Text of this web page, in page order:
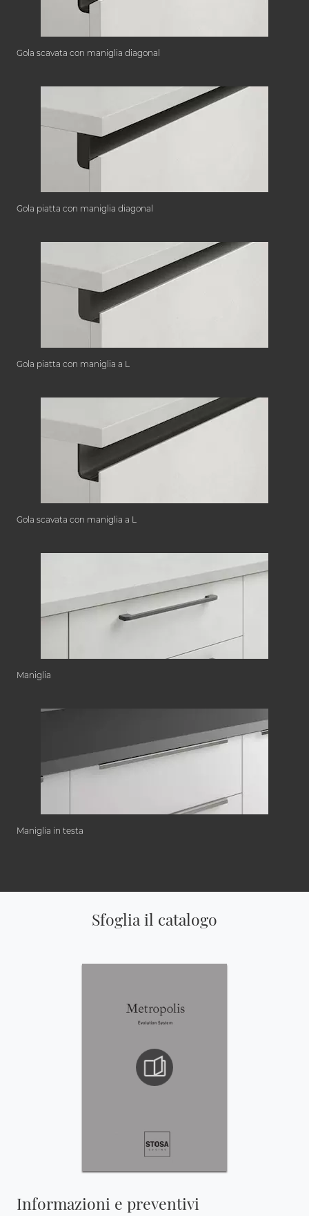
Gola scavata con maniglia diagonal
Gola piatta con maniglia diagonal
Gola piatta con maniglia a L
Gola scavata con maniglia a L
Maniglia
Maniglia in testa
Sfoglia il catalogo
Informazioni e preventivi